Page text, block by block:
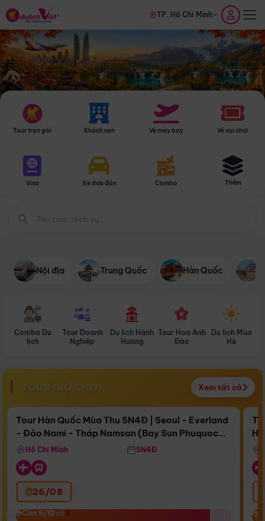
TP. Hồ Chí Minh
Tour trọn gói Khách sạn Vé máy bay Vé vui chơi
Visa Xe đưa đón Combo Thêm
Nội địa Trung Quốc Hàn Quốc
Combo Du
lịch
Tour Doanh
Nghiệp
Du lịch Hành
Hương
Tour Hoa Anh
Đào
Du lịch Mùa
Hè
TOUR GIỜ CHÓT Xem tất cả
Còn16 ngày 10:38:20
Bay Sun Phuquoc Airways
Điểm nổi bật
Tour Hàn Quốc Mùa Thu 5N4Đ | Seoul - Everland
- Đảo Nami - Tháp Namsan (Bay Sun Phuquoc
Airways)
Hồ Chí Minh 5N4Đ
26/08
Còn 9/10 chỗ
Còn 9/10 chỗ